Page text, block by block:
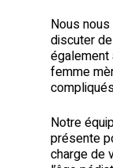
Nous
discuter
également
femme
Notre
présente
charge de